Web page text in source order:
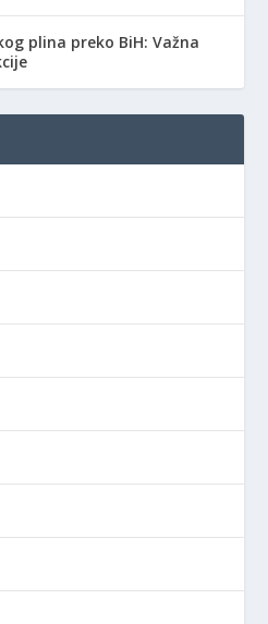
plina preko BiH: Važna